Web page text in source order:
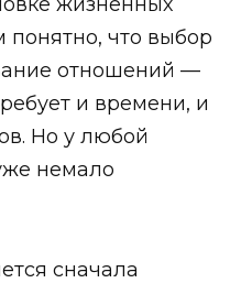
понятно, что выбор
отношений —
и времени, и
Но у любой
немало
сначала